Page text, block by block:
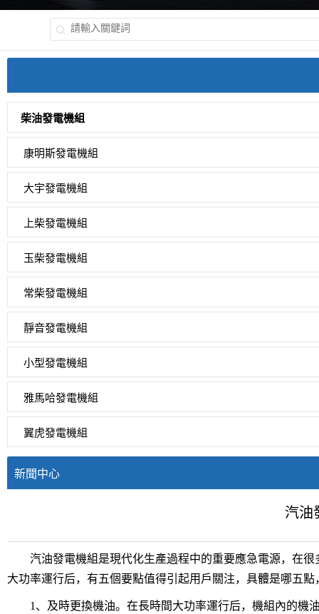
柴油發電機組
康明斯發電機組
大宇發電機組
上柴發電機組
玉柴發電機組
常柴發電機組
靜音發電機組
小型發電機組
雅馬哈發電機組
翼虎發電機組
新聞中心
汽油
汽油發電機組是現代化生產過程中的重要應急電源，在很
大功率運行后，有五個要點值得引起用戶關注，具體是哪五
1、及時更換機油。在長時間大功率運行后，機組內的機